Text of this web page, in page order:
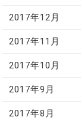
2017年12月
2017年11月
2017年10月
2017年9月
2017年8月